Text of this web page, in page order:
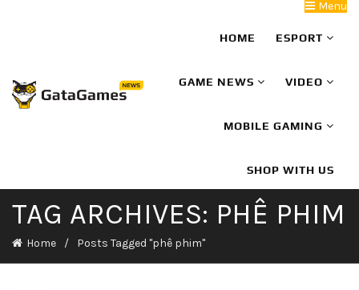
Menu
HOME ESPORT
GAME NEWS VIDEO
MOBILE GAMING
SHOP WITH US
TAG ARCHIVES: PHÊ PHIM
Home Posts Tagged "phê phim"